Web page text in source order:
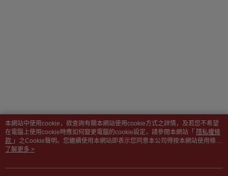
本網站中使用cookie，欲查詢有關本網站使用cookie方式之詳情，及若您不希望
在電腦上使用cookie時應如何變更電腦的cookie設定，請參閱本網站「 隱私權條
款 」之Cookie聲明。您繼續使用本網站即表示您同意本公司得按本網站使用條款
之Cookie聲明使用cookie。
了解更多 >